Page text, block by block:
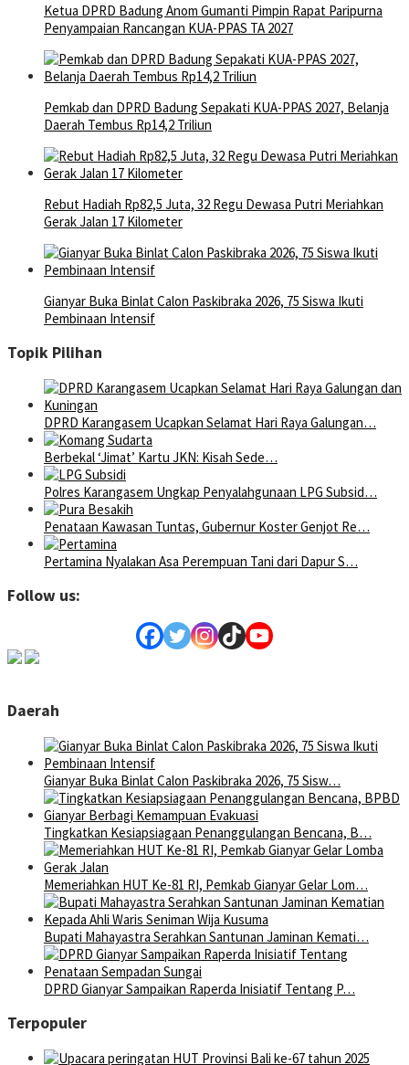
Ketua DPRD Badung Anom Gumanti Pimpin Rapat Paripurna
Penyampaian Rancangan KUA-PPAS TA 2027
Pemkab dan DPRD Badung Sepakati KUA-PPAS 2027, Belanja
Daerah Tembus Rp14,2 Triliun
Rebut Hadiah Rp82,5 Juta, 32 Regu Dewasa Putri Meriahkan
Gerak Jalan 17 Kilometer
Gianyar Buka Binlat Calon Paskibraka 2026, 75 Siswa Ikuti
Pembinaan Intensif
Topik Pilihan
DPRD Karangasem Ucapkan Selamat Hari Raya Galungan…
Berbekal ‘Jimat’ Kartu JKN: Kisah Sede…
Polres Karangasem Ungkap Penyalahgunaan LPG Subsid…
Penataan Kawasan Tuntas, Gubernur Koster Genjot Re…
Pertamina Nyalakan Asa Perempuan Tani dari Dapur S…
Follow us:
Daerah
Gianyar Buka Binlat Calon Paskibraka 2026, 75 Sisw…
Tingkatkan Kesiapsiagaan Penanggulangan Bencana, B…
Memeriahkan HUT Ke-81 RI, Pemkab Gianyar Gelar Lom…
Bupati Mahayastra Serahkan Santunan Jaminan Kemati…
DPRD Gianyar Sampaikan Raperda Inisiatif Tentang P…
Terpopuler